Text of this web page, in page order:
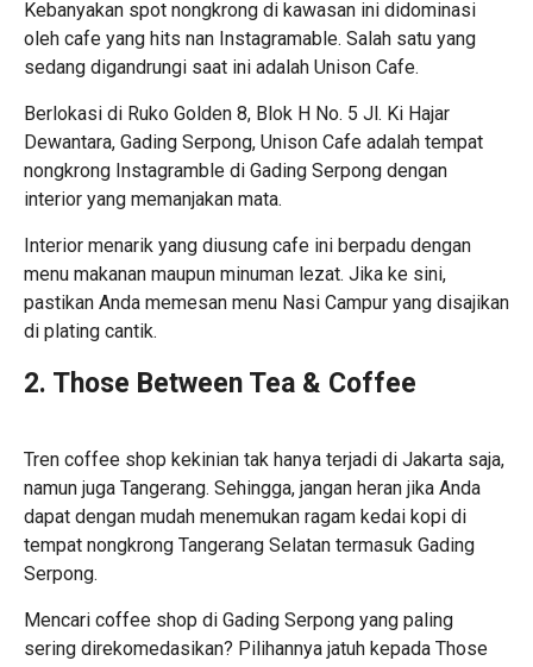
Kebanyakan spot nongkrong di kawasan ini didominasi
oleh cafe yang hits nan Instagramable. Salah satu yang
sedang digandrungi saat ini adalah Unison Cafe.
Berlokasi di Ruko Golden 8, Blok H No. 5 Jl. Ki Hajar
Dewantara, Gading Serpong, Unison Cafe adalah tempat
nongkrong Instagramble di Gading Serpong dengan
interior yang memanjakan mata.
Interior menarik yang diusung cafe ini berpadu dengan
menu makanan maupun minuman lezat. Jika ke sini,
pastikan Anda memesan menu Nasi Campur yang disajikan
di plating cantik.
2. Those Between Tea & Coffee
Tren coffee shop kekinian tak hanya terjadi di Jakarta saja,
namun juga Tangerang. Sehingga, jangan heran jika Anda
dapat dengan mudah menemukan ragam kedai kopi di
tempat nongkrong Tangerang Selatan termasuk Gading
Serpong.
Mencari coffee shop di Gading Serpong yang paling
sering direkomedasikan? Pilihannya jatuh kepada Those